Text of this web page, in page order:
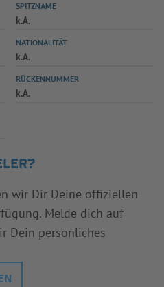
SPIELPLUS
SPITZNAME
k.A.
NATIONALITÄT
k.A.
RÜCKENNUMMER
k.A.
wir Dir Deine offiziellen
Melde dich auf
Dein persönliches